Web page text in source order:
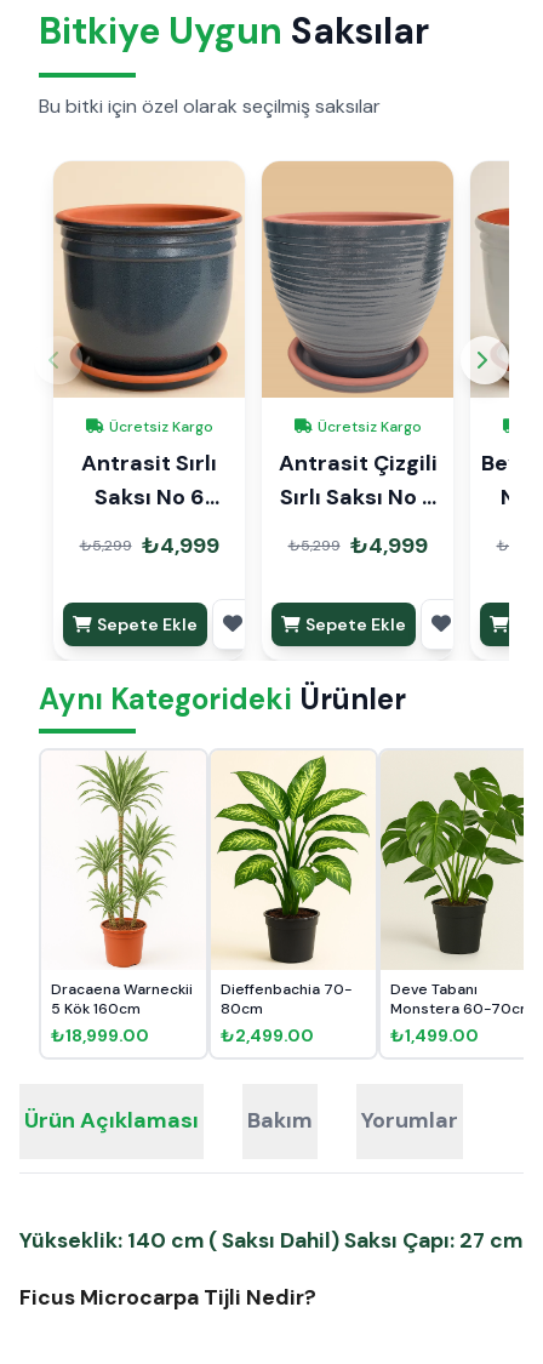
Bitkiye Uygun Saksılar
Bu bitki için özel olarak seçilmiş saksılar
Ücretsiz Kargo
Antrasit Sırlı
Saksı No 6
Ø35cm
₺5,299 ₺4,999
Sepete Ekle
Ücretsiz Kargo
Antrasit Çizgili
Sırlı Saksı No 6
Ø35cm
₺5,299 ₺4,999
Sepete Ekle
No
Aynı Kategorideki Ürünler
Dracaena Warneckii
5 Kök 160cm
₺18,999.00
Dieffenbachia 70-
80cm
₺2,499.00
Deve Tabanı
Monstera 60-70cm
₺1,499.00
Ürün Açıklaması Bakım Yorumlar
Yükseklik: 140 cm ( Saksı Dahil) Saksı Çapı: 27 cm
Ficus Microcarpa Tijli Nedir?